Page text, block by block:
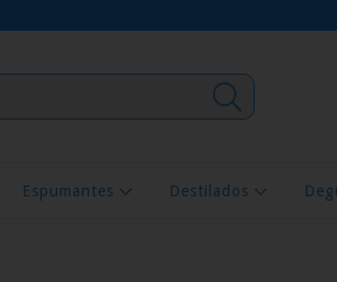
Espumantes Destilados